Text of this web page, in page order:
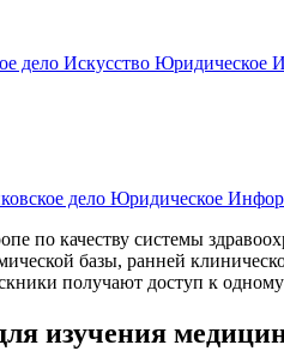
дело Искусство Юридическое
дело Юридическое
по качеству системы
базы, ранней
получают доступ к
изучения